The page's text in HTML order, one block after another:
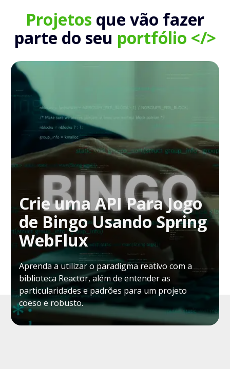
Projetos que vão fazer
parte do seu portfólio </>
Crie uma API Para Jogo
de Bingo Usando Spring
WebFlux
Aprenda a utilizar o paradigma reativo com a
biblioteca Reactor, além de entender as
particularidades e padrões para um projeto
coeso e robusto.